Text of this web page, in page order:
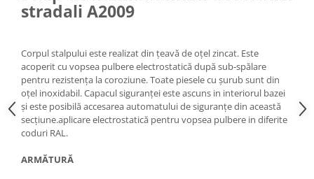
stradali A2009
Corpul stalpului este realizat din țeavă de oțel zincat. Este
acoperit cu vopsea pulbere electrostatică după sub-spălare
pentru rezistența la coroziune. Toate piesele cu șurub sunt din
oțel inoxidabil. Capacul siguranței este ascuns in interiorul bazei
și este posibilă accesarea automatului de siguranțe din această
secțiune.aplicare electrostatică pentru vopsea pulbere in diferite
coduri RAL.
ARMĂTURĂ